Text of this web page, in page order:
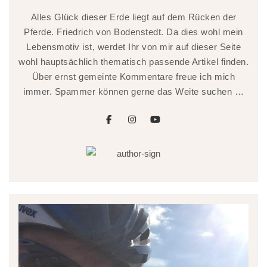
Alles Glück dieser Erde liegt auf dem Rücken der
Pferde. Friedrich von Bodenstedt. Da dies wohl mein
Lebensmotiv ist, werdet Ihr von mir auf dieser Seite
wohl hauptsächlich thematisch passende Artikel finden.
Über ernst gemeinte Kommentare freue ich mich
immer. Spammer können gerne das Weite suchen …